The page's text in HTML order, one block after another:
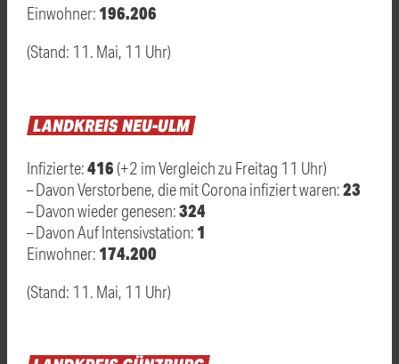
Einwohner:196.206
(Stand: 11. Mai, 11 Uhr)
LANDKREISNEU-ULM
Infizierte:416 (+2 im Vergleich zu Freitag 11 Uhr)
– Davon Verstorbene, die mit Corona infiziert waren:23
– Davon wieder genesen:324
– Davon Auf Intensivstation:1
Einwohner:174.200
(Stand: 11. Mai, 11 Uhr)